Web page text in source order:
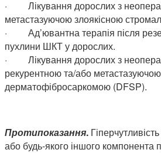
· Лікування дорослих з
метастазуючою злоякісною
· Ад’ювантна терапія після
пухлини ШКТ у дорослих.
· Лікування дорослих з
рекурентною та/або
дерматофібросаркомою (DFSP).
Протипоказання.
або будь-якого іншого компонента